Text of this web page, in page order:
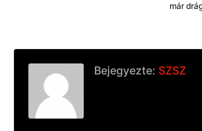
már
Bejegyezte: SZSZ